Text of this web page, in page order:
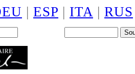
| ESP | ITA | RUS